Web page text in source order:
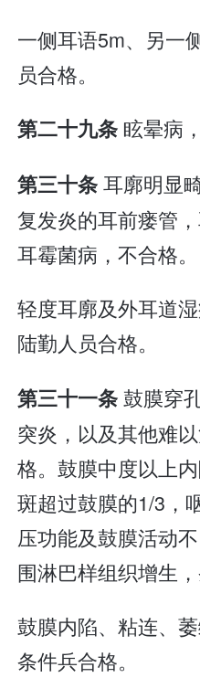
一侧耳语5m、另一
员合格。
第二十九条 眩晕病
第三十条耳廓明显
复发炎的耳前瘘管
耳霉菌病，不合格。
轻度耳廓及外耳道
陆勤人员合格。
第三十一条鼓膜穿
突炎，以及其他难
格。鼓膜中度以上
斑超过鼓膜的1/3，
压功能及鼓膜活动
围淋巴样组织增生，
鼓膜内陷、粘连、
条件兵合格。